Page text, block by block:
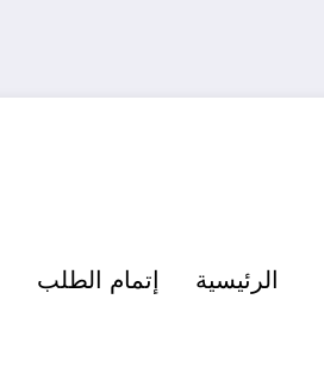
الرئيسية إتمام الطلب